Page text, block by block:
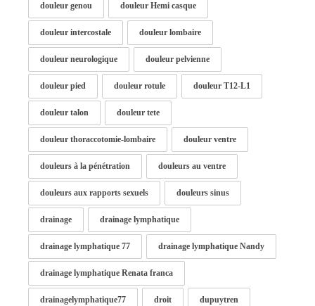
douleur genou douleur Hemi casque
douleur intercostale douleur lombaire
douleur neurologique douleur pelvienne
douleur pied douleur rotule douleur T12-L1
douleur talon douleur tete
douleur thoraccotomie-lombaire douleur ventre
douleurs à la pénétration douleurs au ventre
douleurs aux rapports sexuels douleurs sinus
drainage drainage lymphatique
drainage lymphatique 77 drainage lymphatique Nandy
drainage lymphatique Renata franca
drainagelymphatique77 droit dupuytren